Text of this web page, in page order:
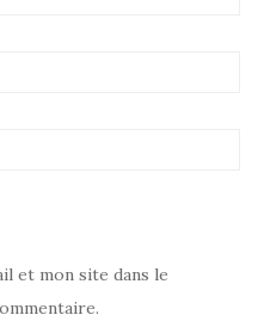
et mon site dans le